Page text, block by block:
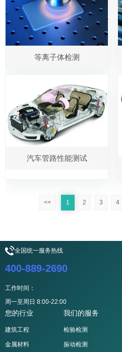
等离子体检测
汽车管路性能测试
<< 1 2 3 4
全国统一服务热线
400-889-2690
工作时间：
周一至周日 8:00-22:00
您的行业
建筑工程
金属材料
我们的服务
检验检测
振动检测